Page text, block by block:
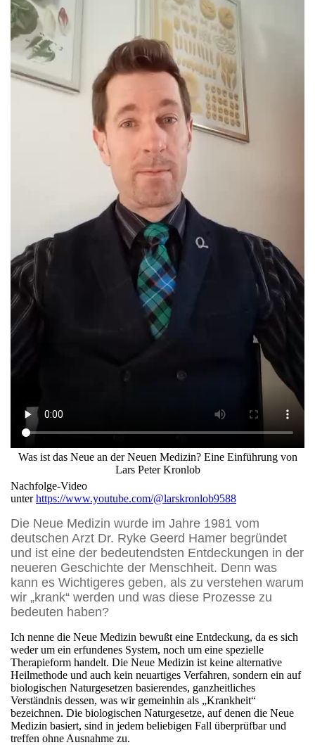
Was ist das Neue an der Neuen Medizin? Eine Einführung von
Lars Peter Kronlob
Nachfolge-Video
unterhttps://www.youtube.com/@larskronlob9588
Die Neue Medizin wurde im Jahre 1981 vom
deutschen Arzt Dr. Ryke Geerd Hamer begründet
und ist eine der bedeutendsten Entdeckungen in der
neueren Geschichte der Menschheit. Denn was
kann es Wichtigeres geben, als zu verstehen warum
wir „krank“ werden und was diese Prozesse zu
bedeuten haben?
Ich nenne die Neue Medizin bewußt eine Entdeckung, da es sich
weder um ein erfundenes System, noch um eine spezielle
Therapieform handelt. Die Neue Medizin ist keine alternative
Heilmethode und auch kein neuartiges Verfahren, sondern ein auf
biologischen Naturgesetzen basierendes, ganzheitliches
Verständnis dessen, was wir gemeinhin als „Krankheit“
bezeichnen. Die biologischen Naturgesetze, auf denen die Neue
Medizin basiert, sind in jedem beliebigen Fall überprüfbar und
treffen ohne Ausnahme zu.